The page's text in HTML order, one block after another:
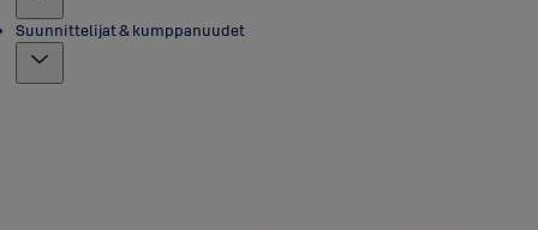
Suunnittelijat & kumppanuudet